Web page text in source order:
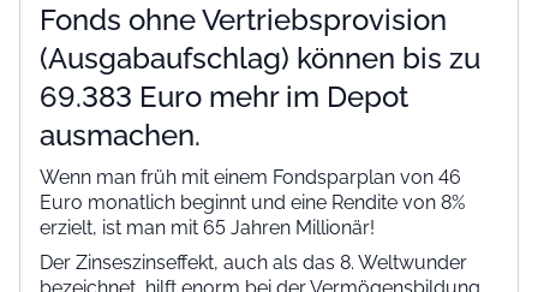
Fonds ohne Vertriebsprovision
(Ausgabaufschlag) können bis zu
69.383 Euro mehr im Depot
ausmachen.
Wenn man früh mit einem Fondsparplan von 46
Euro monatlich beginnt und eine Rendite von 8%
erzielt, ist man mit 65 Jahren Millionär!
Der Zinseszinseffekt, auch als das 8. Weltwunder